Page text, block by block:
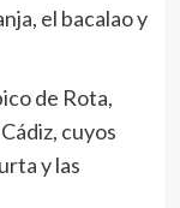
el bacalao y
de Rota,
cuyos
y las